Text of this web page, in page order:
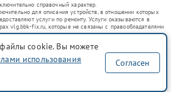
справочный характер.
для описания устройств, в отношении которых
услуги по ремонту. Услуги оказываются в
vlg.bbk-fix.ru, которые не связаны с правообладателями
представителями.
уже введенных в гражданский оборот в соответствии
цели индивидуализации услуг или введения
для информирования о предоставляемых услугах по
не является публичной офертой, определяемой
кодекса РФ
файлы cookie. Вы можете
использования
Согласен